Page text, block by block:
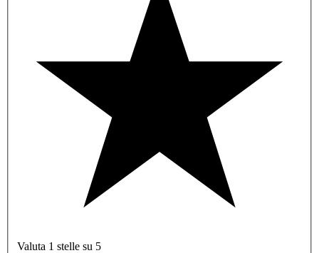
Valuta 1 stelle su 5